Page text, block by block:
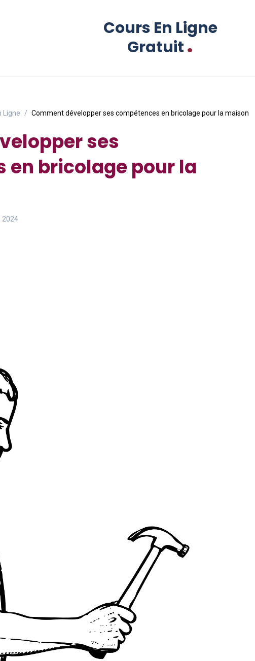
Cours En Ligne
Gratuit.
Ligne Comment développer ses compétences en bricolage pour la maison
ses
en bricolage pour la
2024